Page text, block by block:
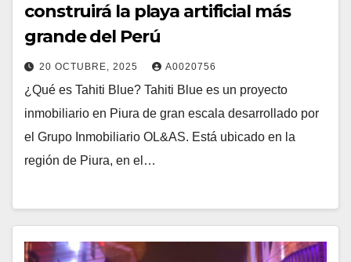
construirá la playa artificial más
grande del Perú
20 OCTUBRE, 2025 A0020756
¿Qué es Tahiti Blue? Tahiti Blue es un proyecto
inmobiliario en Piura de gran escala desarrollado por
el Grupo Inmobiliario OL&AS. Está ubicado en la
región de Piura, en el…